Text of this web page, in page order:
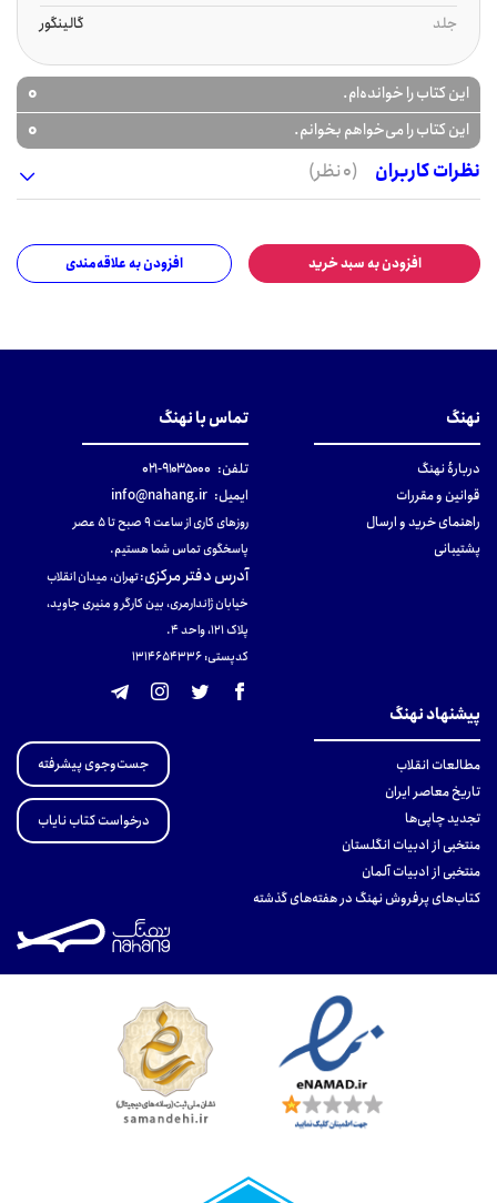
جلد
گالینگور
این کتاب را خوانده‌ام. 0
این کتاب را می‌خواهم بخوانم.
0
نظرات کاربران
(0 نظر)
افزودن به سبد خرید افزودن به علاقه‌مندی
نهنگ
دربارهٔ نهنگ
قوانین و مقررات
راهنمای خرید و ارسال
پشتیبانی
تماس با نهنگ
تلفن: ۹۱۰۳۵۰۰۰-۰۲۱
ایمیل: info@nahang.ir
روزهای کاری از ساعت ۹ صبح تا ۵ عصر
پاسخگوی تماس شما هستیم.
آدرس دفتر مرکزی:تهران، میدان انقلاب
خیابان ژاندارمری، بین کارگر و منیری جاوید،
پلاک 121، واحد ۴.
کدپستی: 131465433۶
پیشنهاد نهنگ
مطالعات انقلاب
تاریخ معاصر ایران
تجدید چاپی‌ها
منتخبی از ادبیات انگلستان
منتخبی از ادبیات آلمان
کتاب‌های پرفروش نهنگ در هفته‌های گذشته
جست‌وجوی پیشرفته
درخواست کتاب نایاب